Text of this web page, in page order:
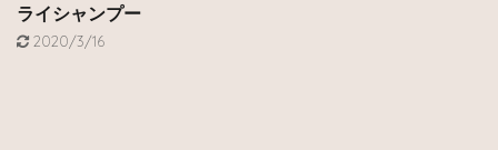
ライシャンプー
2020/3/16